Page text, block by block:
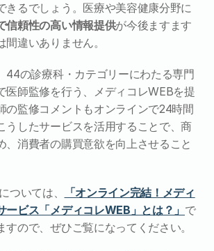
きるでしょう。医療や美容健康分野に
信頼性の高い情報提供が今後ますます
違いありません。
44の診療科・カテゴリーにわたる専門
医師監修を行う、メディコレWEBを提
の監修コメントもオンラインで24時間
うしたサービスを活用することで、商
、消費者の購買意欲を向上させること
ついては、
「オンライン完結！メディ
ービス「メディコレWEB」とは？」 で
すので、ぜひご覧になってください。